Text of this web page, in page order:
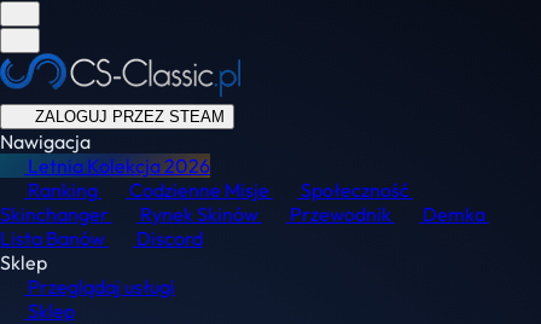
ZALOGUJ PRZEZ STEAM
Nawigacja
Letnia Kolekcja2026
Ranking
Codzienne Misje
Społeczność
Skinchanger
Rynek Skinów Przewodnik
Demka
Lista Banów
Discord
Sklep
Przeglądaj usługi
Sklep